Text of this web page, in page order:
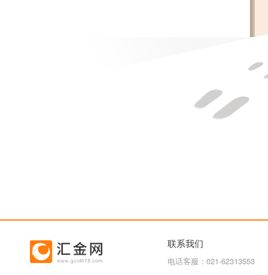
联系我们
电话客服：021-62313553